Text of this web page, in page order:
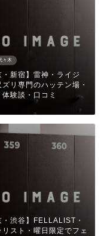
々木
・新宿】雷神・ライジ
ズリ専門のハッテン場・
験談・口コミ
・渋谷】FELLALIST・
リスト・曜日限定でフェ